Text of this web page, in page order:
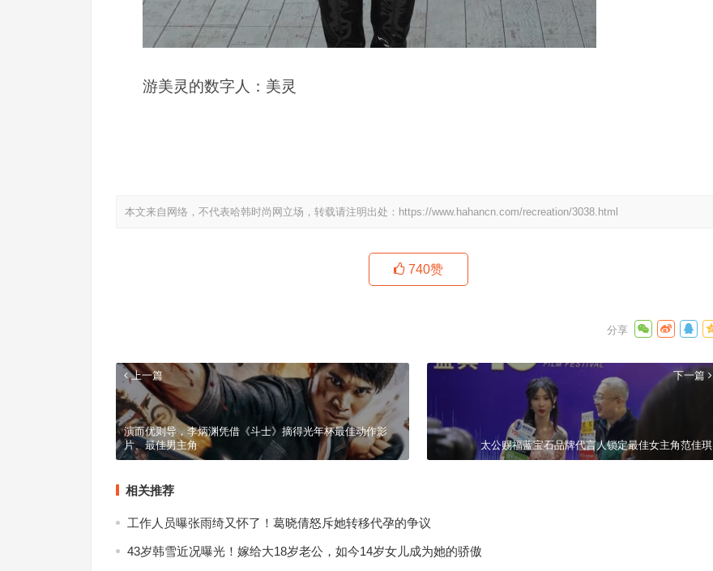
游美灵的数字人：美灵
本文来自网络，不代表哈韩时尚网立场，转载请注明出处： https://www.hahancn.com/recreation/3038.html
740赞
上一篇
演而优则导，李炳渊凭借《斗士》摘得光年杯最佳动作影
片、最佳男主角
下一篇
太公赐福蓝宝石品牌代言人锁定最佳女主角范佳琪
相关推荐
工作人员曝张雨绮又怀了！葛晓倩怒斥她转移代孕的争议
43岁韩雪近况曝光！嫁给大18岁老公，如今14岁女儿成为她的骄傲